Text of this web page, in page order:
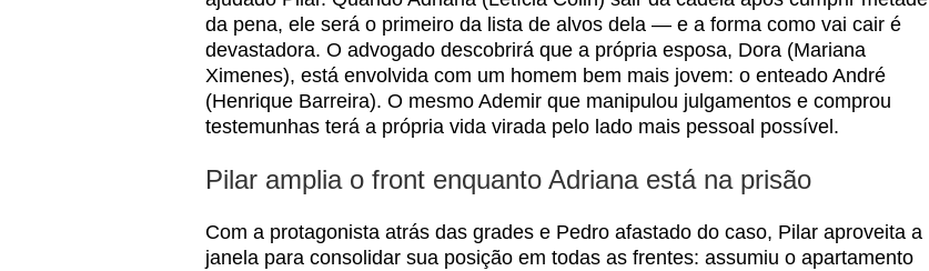
da pena, ele será o primeiro da lista de alvos dela — e a forma como vai cair é
devastadora. O advogado descobrirá que a própria esposa, Dora (Mariana
Ximenes), está envolvida com um homem bem mais jovem: o enteado André
(Henrique Barreira). O mesmo Ademir que manipulou julgamentos e comprou
testemunhas terá a própria vida virada pelo lado mais pessoal possível.
Pilar amplia o front enquanto Adriana está na prisão
Com a protagonista atrás das grades e Pedro afastado do caso, Pilar aproveita a
janela para consolidar sua posição em todas as frentes: assumiu o apartamento